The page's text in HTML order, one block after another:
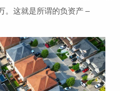
。这就是所谓的负资产 –